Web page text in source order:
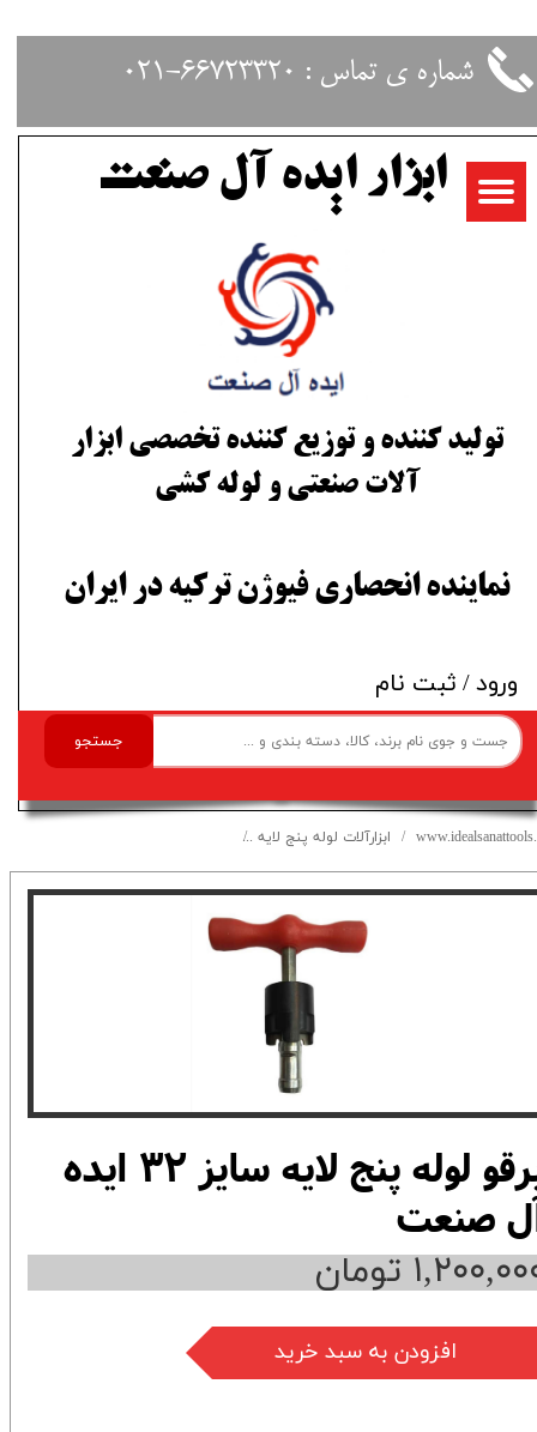
شماره ی تماس : 66723320-021
جستجو
ابزار ایده آل صنعت
تولید کننده و توزیع کننده تخصصی ابزار
آلات صنعتی و لوله کشی
​نماینده انحصاری فیوژن ترکیه در ایران
ورود/ ثبت نام
حساب کاربری من
تغییر گذر واژه
سفارشات
خروج از حساب کاربری
ابزارآلات لوله پنج لایه
برقو لوله پنج لایه سایز 32 ایده
صنعت
تومان
افزودن به سبد خرید